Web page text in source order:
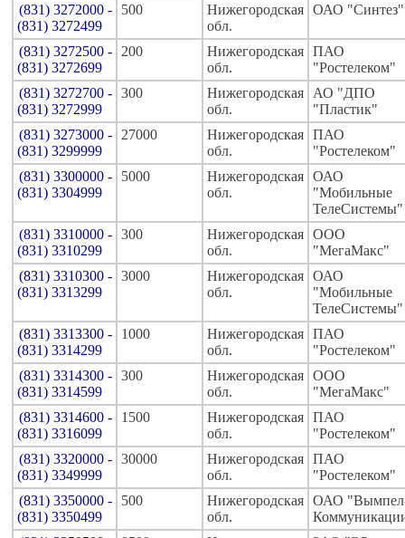
(831) 3272000 -
(831) 3272499
500
Нижегородская
обл.
ОАО "Синтез"
(831) 3272500 -
(831) 3272699
200
Нижегородская
обл.
ПАО
"Ростелеком"
(831) 3272700 -
(831) 3272999
300
Нижегородская
обл.
АО "ДПО
"Пластик"
(831) 3273000 -
(831) 3299999
27000
Нижегородская
обл.
ПАО
"Ростелеком"
(831) 3300000 -
(831) 3304999
5000
Нижегородская
обл.
ОАО
"Мобильные
ТелеСистемы"
(831) 3310000 -
(831) 3310299
300
Нижегородская
обл.
ООО
"МегаМакс"
(831) 3310300 -
(831) 3313299
3000
Нижегородская
обл.
ОАО
"Мобильные
ТелеСистемы"
(831) 3313300 -
(831) 3314299
1000
Нижегородская
обл.
ПАО
"Ростелеком"
(831) 3314300 -
(831) 3314599
300
Нижегородская
обл.
ООО
"МегаМакс"
(831) 3314600 -
(831) 3316099
1500
Нижегородская
обл.
ПАО
"Ростелеком"
(831) 3320000 -
(831) 3349999
30000
Нижегородская
обл.
ПАО
"Ростелеком"
(831) 3350000 -
(831) 3350499
500
Нижегородская
обл.
ОАО